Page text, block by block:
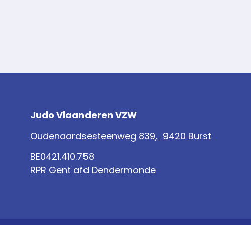
Judo Vlaanderen VZW
Oudenaardsesteenweg 839, 9420 Burst
BE0421.410.758
RPR Gent afd Dendermonde